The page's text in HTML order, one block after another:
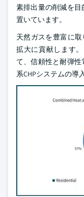
素排出量の削減を
置いています。
天然ガスを豊富に
拡大に貢献します
て、信頼性と耐弾
系CHPシステムの導